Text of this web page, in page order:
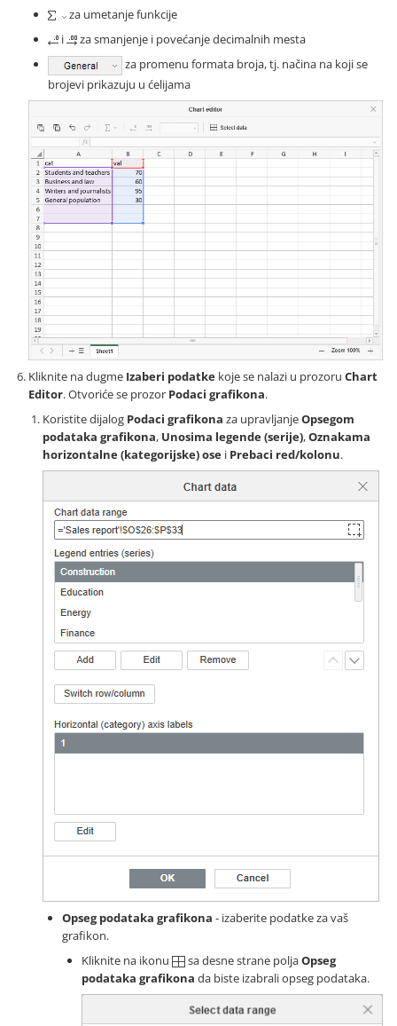
za umetanje funkcije
i
za smanjenje i povećanje decimalnih mesta
za promenu formata broja, tj. načina na koji se
brojevi prikazuju u ćelijama
Kliknite na dugme Izaberi podatke koje se nalazi u prozoru Chart
Editor. Otvoriće se prozor Podaci grafikona.
Koristite dijalog Podaci grafikona za upravljanjeOpsegom
podataka grafikona, Unosima legende (serije),Oznakama
horizontalne (kategorijske) ose i Prebaci red/kolonu.
Opseg podataka grafikona - izaberite podatke za vaš
grafikon.
Kliknite na ikonu
sa desne strane poljaOpseg
podataka grafikona da biste izabrali opseg podataka.